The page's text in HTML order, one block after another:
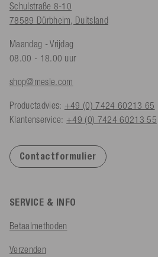
Schulstraße 8-10
78589 Dürbheim, Duitsland
Maandag - Vrijdag
08.00 - 18.00 uur
shop@mesle.com
Productadvies: +49 (0) 7424 60213 65
Klantenservice: +49 (0) 7424 60213 55
Contactformulier
SERVICE & INFO
Betaalmethoden
Verzenden